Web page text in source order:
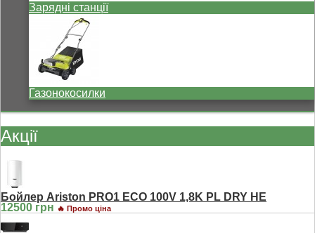
Зарядні станції
Газонокосилки
Акції
Бойлер Ariston PRO1 ECO 100V 1,8K PL DRY HE
12500 грн 🔥 Промо ціна